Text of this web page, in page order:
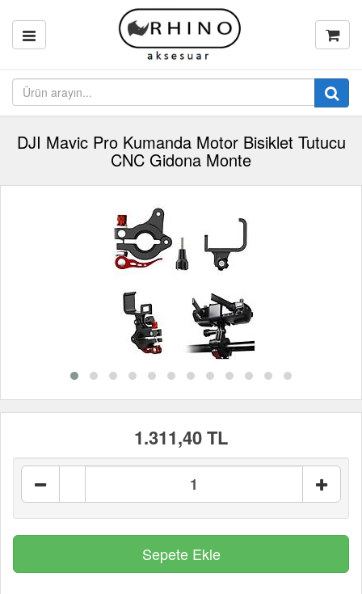
DJI Mavic Pro Kumanda Motor Bisiklet Tutucu
CNC Gidona Monte
1.311,40 TL